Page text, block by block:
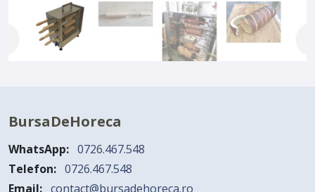
BursaDeHoreca
WhatsApp: 0726.467.548
Telefon: 0726.467.548
Email: contact@bursadehoreca.ro